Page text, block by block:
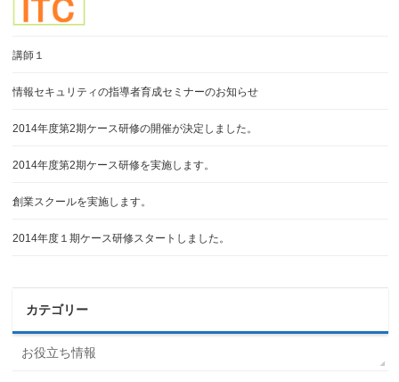
講師１
情報セキュリティの指導者育成セミナーのお知らせ
2014年度第2期ケース研修の開催が決定しました。
2014年度第2期ケース研修を実施します。
創業スクールを実施します。
2014年度１期ケース研修スタートしました。
カテゴリー
お役立ち情報